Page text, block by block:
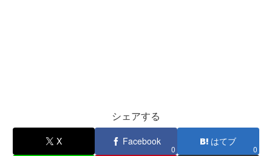
シェアする
X Facebook
0
はてブ
0